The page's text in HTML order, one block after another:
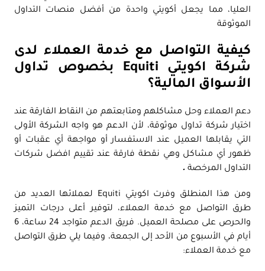
العليا، مما يجعل أكويتي واحدة من أفضل منصات التداول
الموثوقة
كيفية التواصل مع خدمة العملاء لدى
شركة اكويتي Equiti بخصوص تداول
الأسواق المالية؟
دعم العملاء وحل مشاكلهم ومتابعتهم من النقاط الفارقة عند
اختيار شركة تداول موثوقة، لأن الدعم هو واجه الشركة الأولى
التي يقابلها العميل عند الاستفسار أو مواجهة أي عقبات أو
ظهور أي مشاكل وهي نقطة فارقة عند تقييم افضل شركات
التداول المرخصة .
ومن هذا المنطلق وفرت اكويتي Equiti لعملائها العديد من
طرق التواصل مع خدمة العملاء، لتوفير أعلى درجات التميز
والحرص على مصلحة العميل. فريق الدعم متواجد 24 ساعة، 6
أيام في الأسبوع من الأحد إلى الجمعة، وفيما يلي طرق التواصل
مع خدمة العملاء: